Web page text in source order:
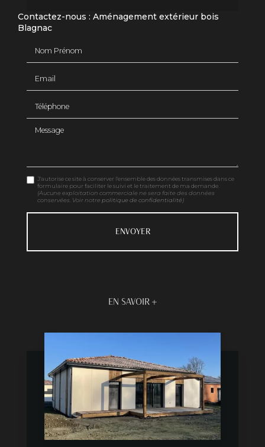
Contactez-nous : Aménagement extérieur bois
Blagnac
Message
J'autorise ce site à conserver l'ensemble des données transmises dans ce
formulaire pour faciliter le suivi et le traitement de ma demande.
(Aucune exploitation commerciale ne sera faite des données
conservées. Voir notre politique de confidentialité)
EN SAVOIR +